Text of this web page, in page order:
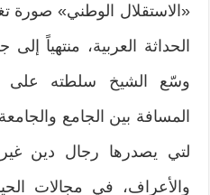
«الاستقلال الوطني» صورة
الحداثة العربية، منتهياً
وسّع الشيخ سلطته على
المسافة بين الجامع
لتي يصدرها رجال دين غير
والأعراف، في مجالات